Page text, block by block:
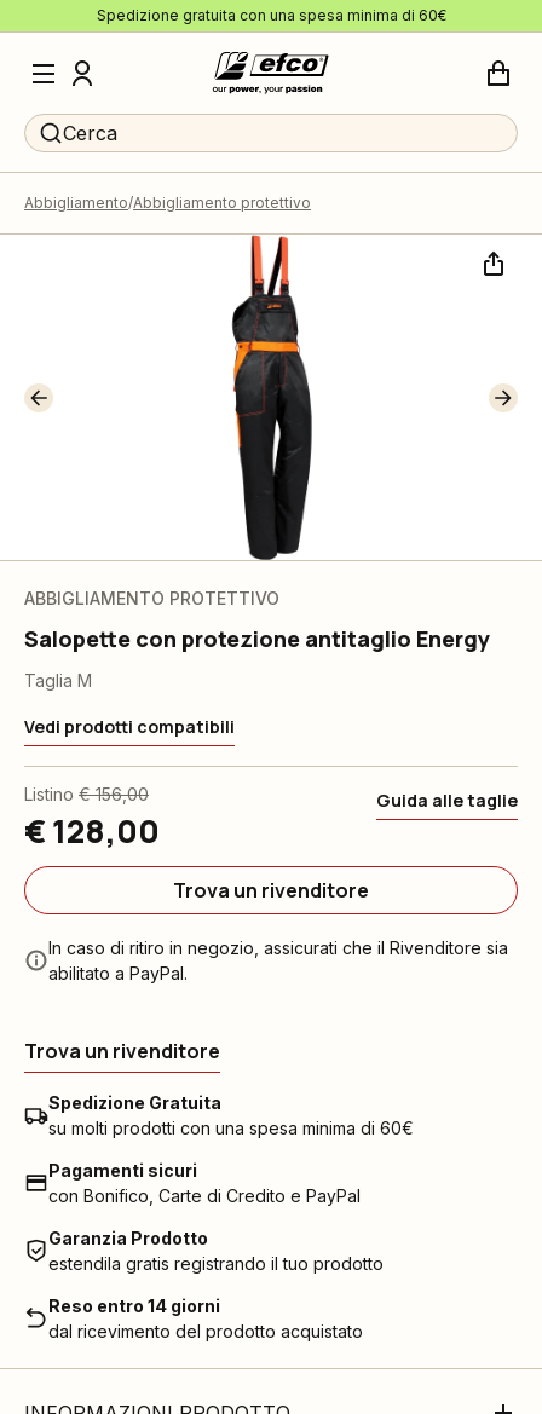
Spedizione gratuita con una spesa minima di 60€
Cerca
Abbigliamento Abbigliamento protettivo
ABBIGLIAMENTO PROTETTIVO
Salopette con protezione antitaglio Energy
Taglia M
Vedi prodotti compatibili
Listino € 156,00
€ 128,00
Guida alle taglie
Trova un rivenditore
In caso di ritiro in negozio, assicurati che il Rivenditore sia
abilitato a PayPal.
Trova un rivenditore
Spedizione Gratuita
su molti prodotti con una spesa minima di 60€
Pagamenti sicuri
con Bonifico, Carte di Credito e PayPal
Garanzia Prodotto
estendila gratis registrando il tuo prodotto
Reso entro 14 giorni
dal ricevimento del prodotto acquistato